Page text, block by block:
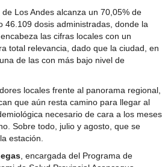
Los Andes alcanza un 70,05% de
46.109 dosis administradas, donde la
las cifras locales con un
total relevancia, dado que la ciudad, en
de las con más bajo nivel de
locales frente al panorama regional,
que aún resta camino para llegar al
necesario de cara a los meses
Sobre todo, julio y agosto, que se
estación.
, encargada del Programa de